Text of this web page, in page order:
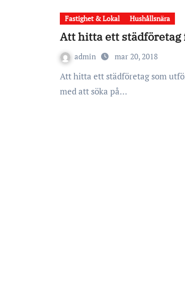
Fastighet & Lokal Hushållsnära
Att hitta ett
admin mar 20, 2018
Att hitta ett städföretag som utför kontorsstädning i Stockholm kan vara svårt. Många börjar
med att söka på…